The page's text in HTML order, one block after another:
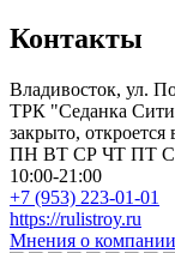
Контакты
Владивосток, ул.
ТРК "Седанка
закрыто,
ПН ВТ СР ЧТ ПТ
10:00-21:00
+7 (953) 223-01-01
https://rulistroy.ru
Мнения о компании